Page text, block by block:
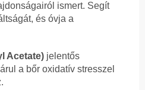
ismert. Segít
és óvja a
Acetate) jelentős
a bőr oxidatív stresszel